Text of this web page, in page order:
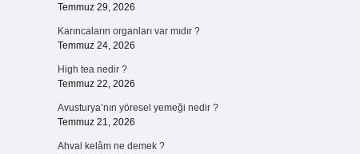
Temmuz 29, 2026
Karıncaların organları var mıdır ?
Temmuz 24, 2026
High tea nedir ?
Temmuz 22, 2026
Avusturya’nın yöresel yemeği nedir ?
Temmuz 21, 2026
Ahval kelâm ne demek ?